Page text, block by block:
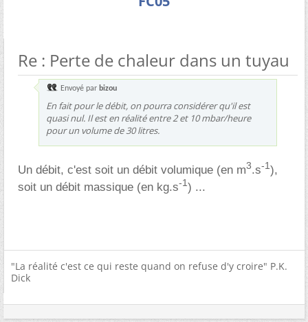
Re : Perte de chaleur dans un tuyau
Envoyé par bizou
En fait pour le débit, on pourra considérer qu'il est
quasi nul. Il est en réalité entre 2 et 10 mbar/heure
pour un volume de 30 litres.
Un débit, c'est soit un débit volumique (en m3.s-1),
soit un débit massique (en kg.s-1) ...
"La réalité c'est ce qui reste quand on refuse d'y croire" P.K.
Dick